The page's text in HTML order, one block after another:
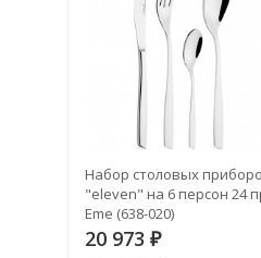
Набор столовых
"eleven" на 6 персон 24
Eme (638-020)
20 973 ₽